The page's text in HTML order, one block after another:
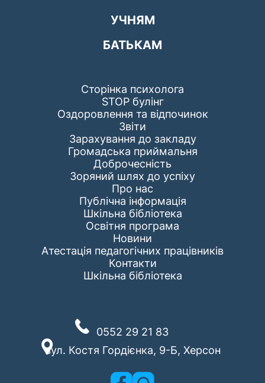
УЧНЯМ
БАТЬКАМ
Сторінка психолога
STOP булінг
Оздоровлення та відпочинок
Звіти
Зарахування до закладу
Громадська приймальня
Доброчесність
Зоряний шлях до успіху
Про нас
Публічна інформація
Шкільна бібліотека
Освітня програма
Новини
Атестація педагогічних працівників
Контакти
Шкільна бібліотека
0552 29 21 83
вул. Костя Гордієнка, 9-Б, Херсон